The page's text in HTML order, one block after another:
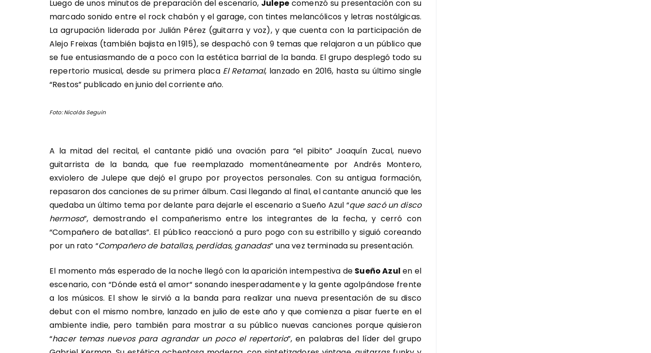
Luego de unos minutos de preparación del escenario, Julepecomenzó su presentación con su
marcado sonido entre el rock chabón y el garage, con tintes melancólicos y letras nostálgicas.
La agrupación liderada por Julián Pérez (guitarra y voz), y que cuenta con la participación de
Alejo Freixas (también bajista en 1915), se despachó con 9 temas que relajaron a un público que
se fue entusiasmando de a poco con la estética barrial de la banda. El grupo desplegó todo su
repertorio musical, desde su primera placa El Retamal, lanzado en 2016, hasta su último single
“Restos” publicado en junio del corriente año.
Foto: Nicolás Seguin
A la mitad del recital, el cantante pidió una ovación para “el pibito” Joaquín Zucal, nuevo
guitarrista de la banda, que fue reemplazado momentáneamente por Andrés Montero,
exviolero de Julepe que dejó el grupo por proyectos personales. Con su antigua formación,
repasaron dos canciones de su primer álbum. Casi llegando al final, el cantante anunció que les
quedaba un último tema por delante para dejarle el escenario a Sueño Azul “que sacó un disco
hermoso”, demostrando el compañerismo entre los integrantes de la fecha, y cerró con
“Compañero de batallas”. El público reaccionó a puro pogo con su estribillo y siguió coreando
por un rato “Compañero de batallas, perdidas, ganadas” una vez terminada su presentación.
El momento más esperado de la noche llegó con la aparición intempestiva de Sueño Azul en el
escenario, con “Dónde está el amor“ sonando inesperadamente y la gente agolpándose frente
a los músicos. El show le sirvió a la banda para realizar una nueva presentación de su disco
debut con el mismo nombre, lanzado en julio de este año y que comienza a pisar fuerte en el
ambiente indie, pero también para mostrar a su público nuevas canciones porque quisieron
“hacer temas nuevos para agrandar un poco el repertorio”, en palabras del líder del grupo